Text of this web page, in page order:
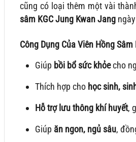
cũng có loại thêm một vài
sâm KGC Jung Kwan Jang
Công Dụng Của Viên Hồng
Giúp bồi bổ sức khỏecho
Thích hợp cho học sinh,
Hỗ trợ lưu thông khí huyết,
Giúp ăn ngon, ngủ sâu,